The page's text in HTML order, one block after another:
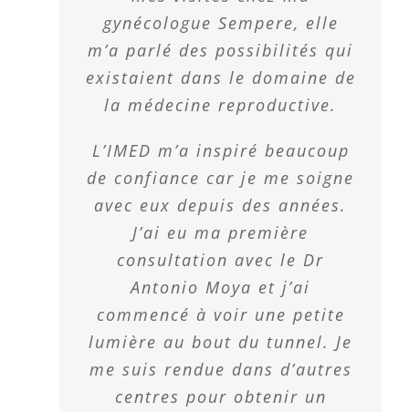
gynécologue Sempere, elle
m’a parlé des possibilités qui
existaient dans le domaine de
la médecine reproductive.
L’IMED m’a inspiré beaucoup
de confiance car je me soigne
avec eux depuis des années.
J’ai eu ma première
consultation avec le Dr
Antonio Moya et j’ai
commencé à voir une petite
lumière au bout du tunnel. Je
me suis rendue dans d’autres
centres pour obtenir un